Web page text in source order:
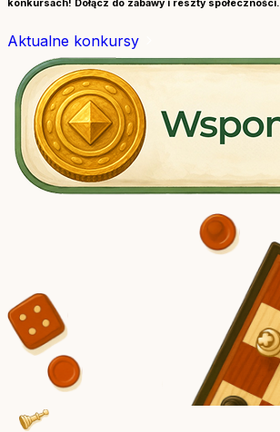
konkursach! Dołącz do zabawy i reszty społeczności.
Aktualne konkursy